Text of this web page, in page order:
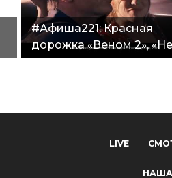
#Афиша221: Красная
дорожка «Веном 2», «Не
время умирать», Бокс-
LIVE